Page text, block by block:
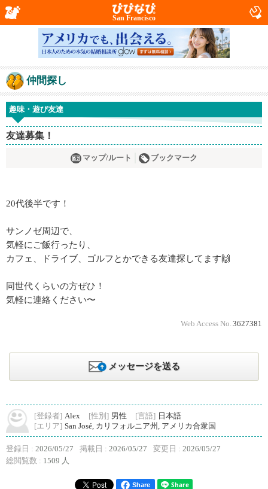
San Francisco
仲間探し
趣味・遊び友達
友達募集！
マップ/ルート ブックマーク
20代後半です！
サンノゼ周辺で、
気軽にご飯行ったり、
カフェ、ドライブ、ゴルフとかできる友達探してます🙌
同世代くらいの方ぜひ！
気軽に連絡ください〜
Web Access No. 3627381
メッセージを送る
[登録者] Alex [性別] 男性 [言語] 日本語
[エリア] San José, カリフォルニア州, アメリカ合衆国
登録日 : 2026/05/27 掲載日 : 2026/05/27 変更日 : 2026/05/27
総閲覧数 : 1509 人
Share